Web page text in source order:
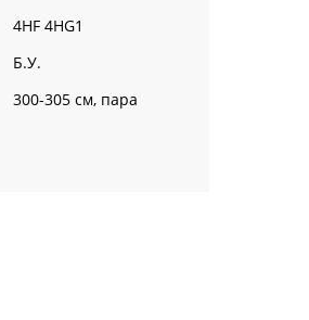
4HF 4HG1
Б.У.
300-305 см, пара